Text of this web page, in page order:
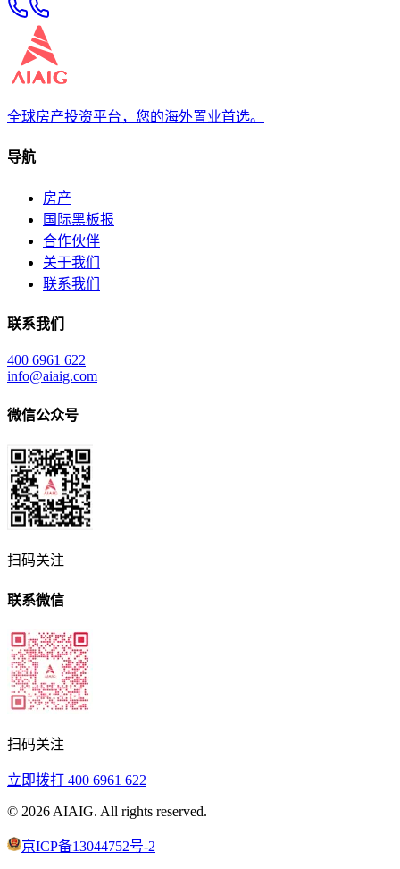
全球房产投资平台，您的海外置业首选。
导航
房产
国际黑板报
合作伙伴
关于我们
联系我们
联系我们
400 6961 622
info@aiaig.com
微信公众号
扫码关注
联系微信
扫码关注
立即拨打 400 6961 622
© 2026 AIAIG. All rights reserved.
京ICP备13044752号-2